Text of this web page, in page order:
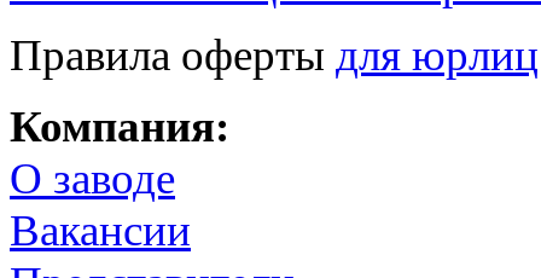
Правила оферты для
Компания:
О заводе
Вакансии